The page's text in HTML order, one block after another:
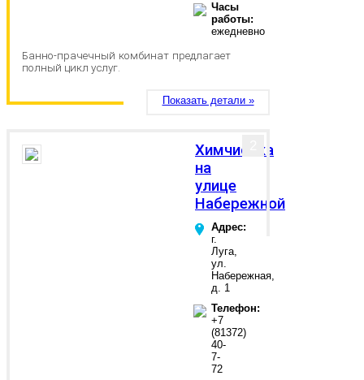
Часы
работы:
ежедневно
Банно-прачечный комбинат предлагает
полный цикл услуг.
Показать детали »
Химчистка
на
улице
Набережной
Адрес:
г.
Луга,
ул.
Набережная,
д. 1
Телефон:
+7
(81372)
40-
7-
72